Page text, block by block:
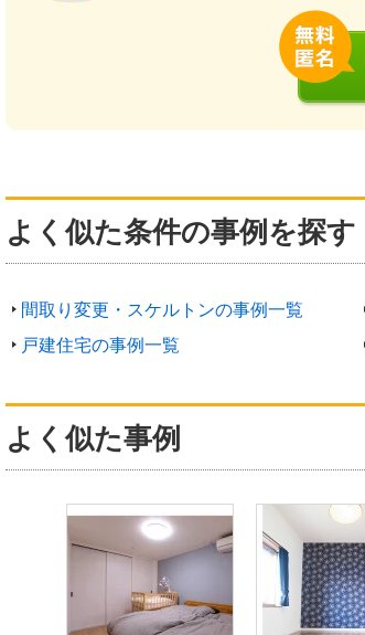
よく似た条件の事例を探す
間取り変更・スケルトンの事例一覧
戸建住宅の事例一覧
よく似た事例